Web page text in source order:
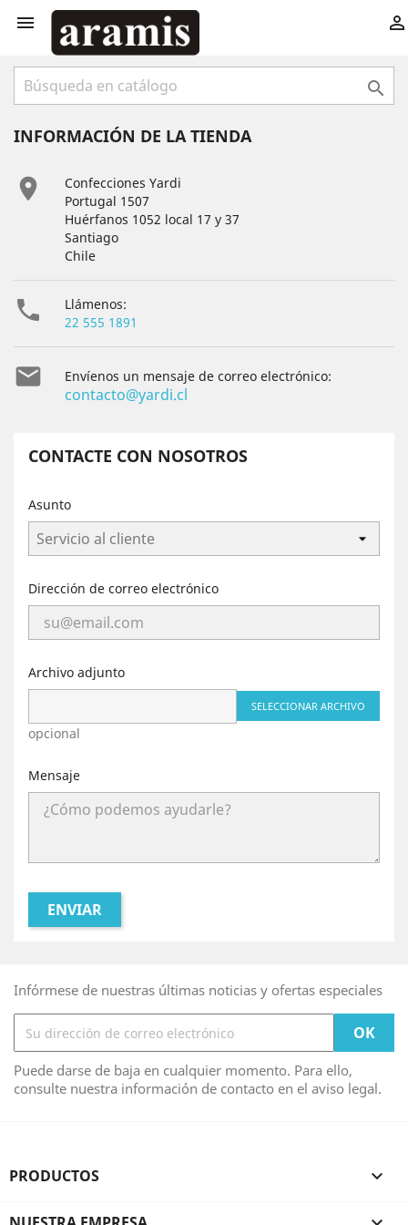
 

INFORMACIÓN DE LA TIENDA

Confecciones Yardi
Portugal 1507
Huérfanos 1052 local 17 y 37
Santiago
Chile

Llámenos:
22 555 1891
 Envíenos un mensaje de correo electrónico:
contacto@yardi.cl
CONTACTE CON NOSOTROS
Asunto
Dirección de correo electrónico
Archivo adjunto
SELECCIONAR ARCHIVO
opcional
Mensaje
Infórmese de nuestras últimas noticias y ofertas especiales
Puede darse de baja en cualquier momento. Para ello,
consulte nuestra información de contacto en el aviso legal.
PRODUCTOS 